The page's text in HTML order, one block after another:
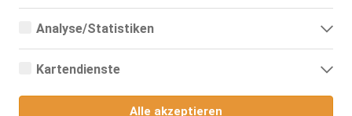
Essenzielle Cookies sind alle notwendigen Cookies, die für den
ermöglicht werden. Die Webseite kann ohne diese Cookies nicht
Analyse/Statistiken
Analyse- bzw. Statistikcookies sind Cookies, die der Analyse der
Zugriffsstatistiken dienen. Sie helfen den Webseiten-Besitzern zu
Informationen anonym gesammelt und gemeldet werden.
Kartendienste
Alle akzeptieren
Alicia Party 24/7
Kassel VIDEO
Schwanenweg 5